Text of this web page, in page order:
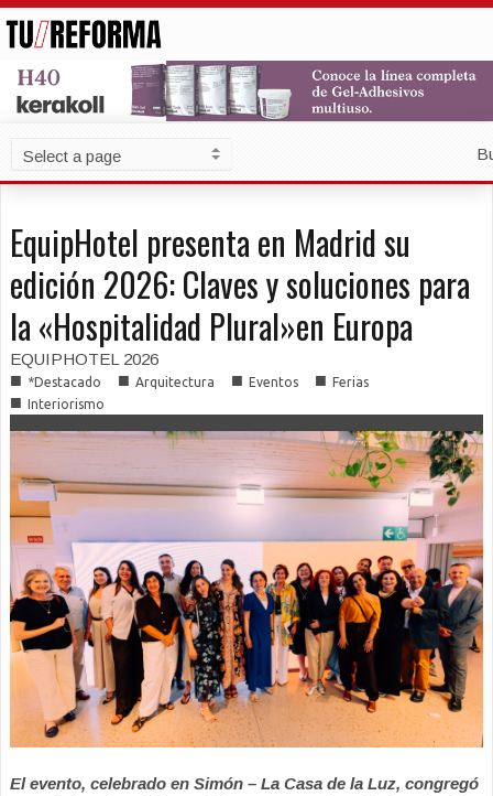
EquipHotel presenta en Madrid su
edición 2026: Claves y soluciones para
la «Hospitalidad Plural»en Europa
EQUIPHOTEL 2026
■ *Destacado ■ Arquitectura ■ Eventos ■ Ferias
■ Interiorismo
El evento, celebrado en Simón – La Casa de la Luz, congregó